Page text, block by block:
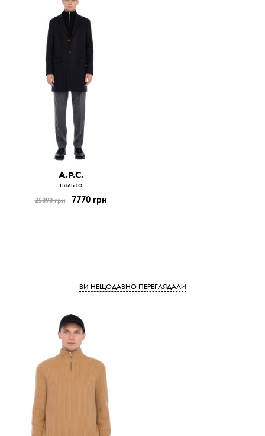
A.P.C.
пальто
25890 грн 7770 грн
ВИ НЕЩОДАВНО ПЕРЕГЛЯДАЛИ